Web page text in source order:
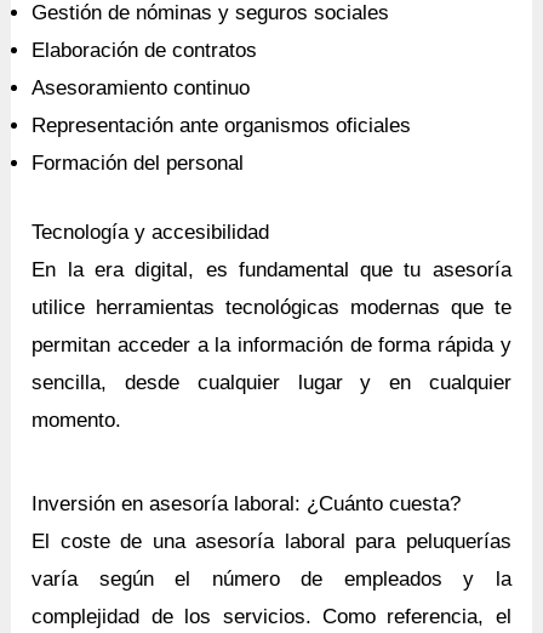
Gestión de nóminas y seguros sociales
Elaboración de contratos
Asesoramiento continuo
Representación ante organismos oficiales
Formación del personal
Tecnología y accesibilidad
En la era digital, es fundamental que tu asesoría
utilice herramientas tecnológicas modernas que te
permitan acceder a la información de forma rápida y
sencilla, desde cualquier lugar y en cualquier
momento.
Inversión en asesoría laboral: ¿Cuánto cuesta?
El coste de una asesoría laboral para peluquerías
varía según el número de empleados y la
complejidad de los servicios. Como referencia, el